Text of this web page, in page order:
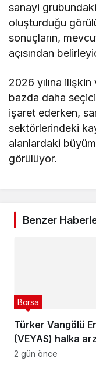
sanayi
oluşturduğu
sonuçların,
açısından
2026 yılına ilişkin
bazda daha
işaret ederken,
sektörlerindeki
alanlardaki
görülüyor.
Benzer
Türker Vangölü
(VEYAS) halka arz
tarihleri açıklandı
Borsa
2 gün önce